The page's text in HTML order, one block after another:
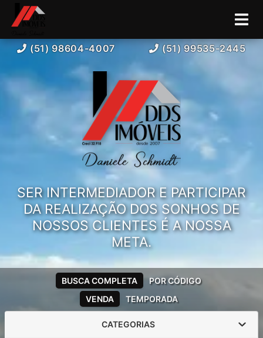
(51) 98604-4007 (51) 99535-2445
SER INTERMEDIADOR E PARTICIPAR
DA REALIZAÇÃO DOS SONHOS DE
NOSSOS CLIENTES É A NOSSA
META.
VENDA TEMPORADA
BUSCA COMPLETA POR CÓDIGO
CATEGORIAS